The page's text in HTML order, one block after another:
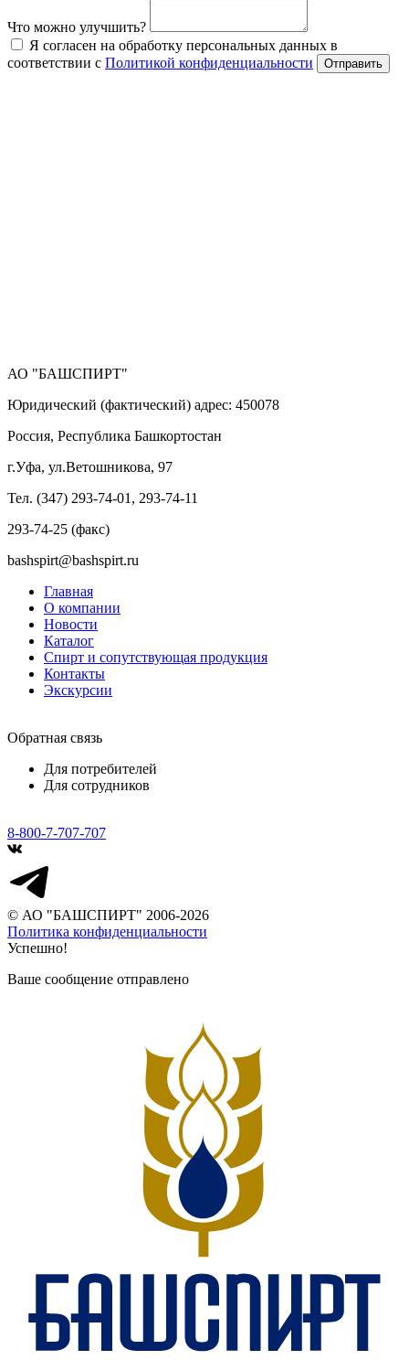
Что можно улучшить?
Я согласен на обработку персональных данных в
соответствии с Политикой конфиденциальности Отправить
АО "БАШСПИРТ"
Юридический (фактический) адрес: 450078
Россия, Республика Башкортостан
г.Уфа, ул.Ветошникова, 97
Тел. (347) 293-74-01, 293-74-11
293-74-25 (факс)
bashspirt@bashspirt.ru
Главная
О компании
Новости
Каталог
Спирт и сопутствующая продукция
Контакты
Экскурсии
Обратная связь
Для потребителей
Для сотрудников
8-800-7-707-707
© АО "БАШСПИРТ" 2006-2026
Политика конфиденциальности
Успешно!
Ваше сообщение отправлено